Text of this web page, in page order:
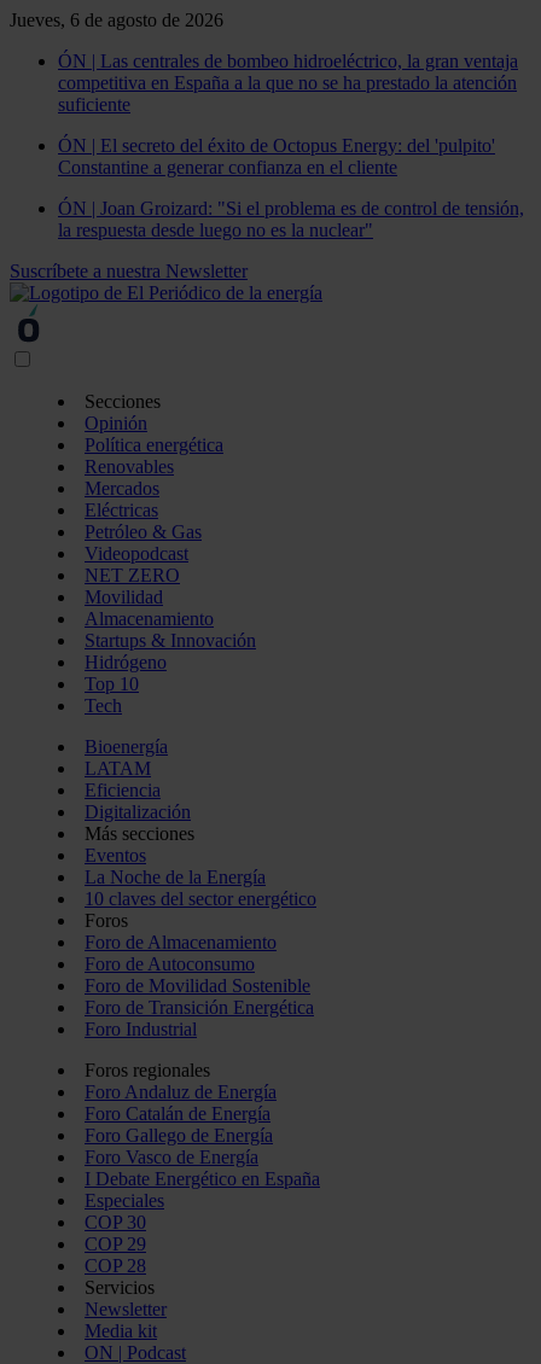
Jueves, 6 de agosto de 2026
ÓN | Las centrales de bombeo hidroeléctrico, la gran ventaja
competitiva en España a la que no se ha prestado la atención
suficiente
ÓN | El secreto del éxito de Octopus Energy: del 'pulpito'
Constantine a generar confianza en el cliente
ÓN | Joan Groizard: "Si el problema es de control de tensión,
la respuesta desde luego no es la nuclear"
Suscríbete a nuestra Newsletter
Secciones
Opinión
Política energética
Renovables
Mercados
Eléctricas
Petróleo & Gas
Videopodcast
NET ZERO
Movilidad
Almacenamiento
Startups & Innovación
Hidrógeno
Top 10
Tech
Bioenergía
LATAM
Eficiencia
Digitalización
Más secciones
Eventos
La Noche de la Energía
10 claves del sector energético
Foros
Foro de Almacenamiento
Foro de Autoconsumo
Foro de Movilidad Sostenible
Foro de Transición Energética
Foro Industrial
Foros regionales
Foro Andaluz de Energía
Foro Catalán de Energía
Foro Gallego de Energía
Foro Vasco de Energía
I Debate Energético en España
Especiales
COP 30
COP 29
COP 28
Servicios
Newsletter
Media kit
ON | Podcast